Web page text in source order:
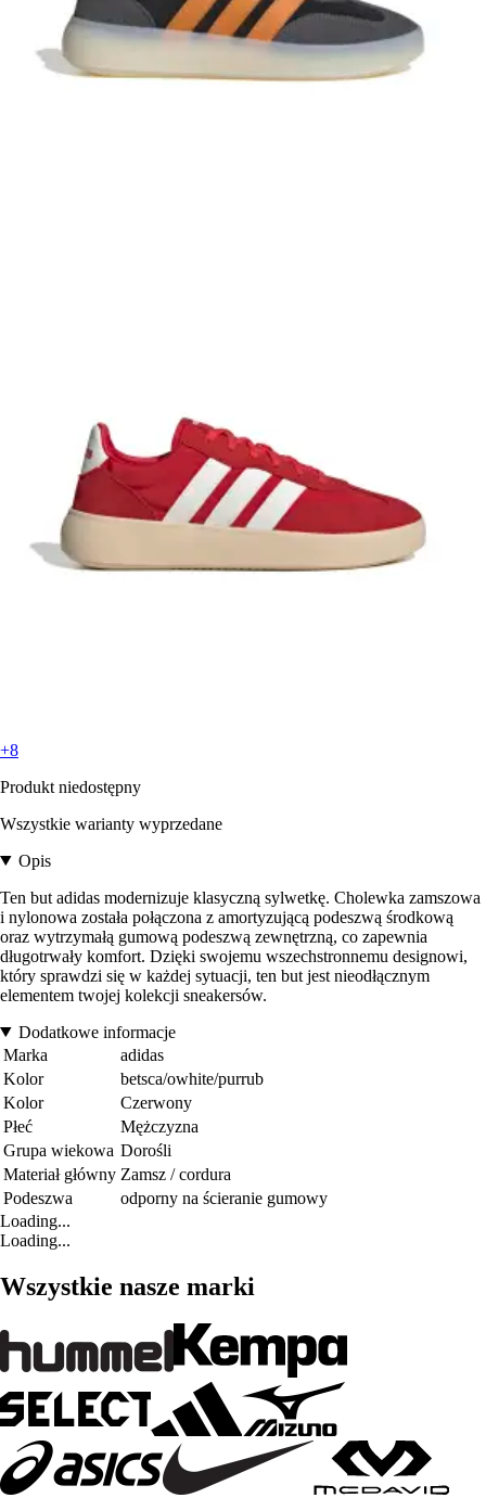
+8
Produkt niedostępny
Wszystkie warianty wyprzedane
Opis
Ten but adidas modernizuje klasyczną sylwetkę. Cholewka zamszowa
i nylonowa została połączona z amortyzującą podeszwą środkową
oraz wytrzymałą gumową podeszwą zewnętrzną, co zapewnia
długotrwały komfort. Dzięki swojemu wszechstronnemu designowi,
który sprawdzi się w każdej sytuacji, ten but jest nieodłącznym
elementem twojej kolekcji sneakersów.
Dodatkowe informacje
Marka
adidas
Kolor
betsca/owhite/purrub
Kolor
Czerwony
Płeć
Mężczyzna
Grupa wiekowa Dorośli
Materiał główny Zamsz / cordura
Podeszwa
odporny na ścieranie gumowy
Loading...
Loading...
Wszystkie nasze marki